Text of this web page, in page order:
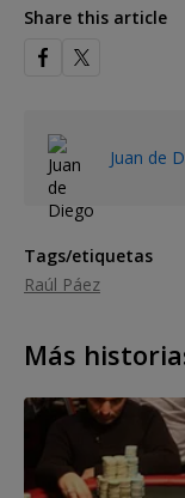
Share this article
Juan de
Tags/etiquetas
Raúl Páez
Más